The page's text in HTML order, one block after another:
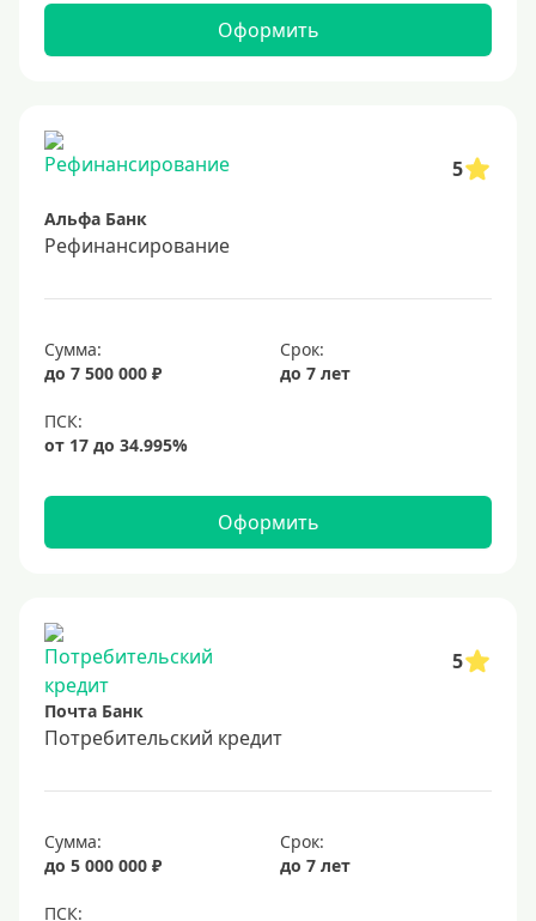
Оформить
5
Альфа Банк
Рефинансирование
Сумма:
до 7 500 000 ₽
Срок:
до 7 лет
Оформить
5
Почта Банк
Потребительский кредит
Сумма:
до 5 000 000 ₽
Срок:
до 7 лет